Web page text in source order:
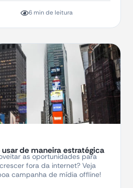
6 min de leitura
de maneira estratégica
as oportunidades para
fora da internet? Veja
campanha de mídia offline!